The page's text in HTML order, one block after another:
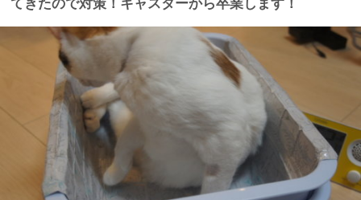
てきたので対策！キャスターから卒業します！